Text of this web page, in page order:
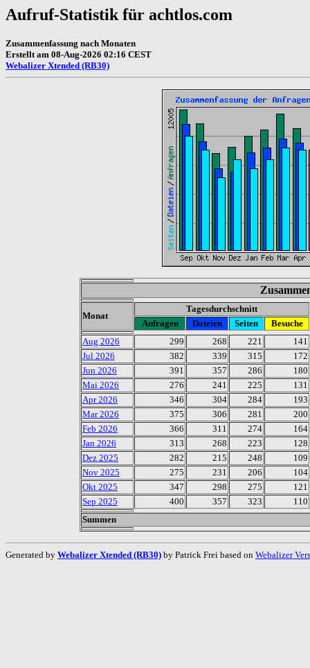
Aufruf-Statistik für achtlos.com
Zusammenfassung nach Monaten
Erstellt am 08-Aug-2026 02:16 CEST
Webalizer Xtended (RB30)
Monat
Tagesdurchschnitt
Anfragen
Dateien Seiten
Besuche
Aug 2026
299 268 221
141
Jul 2026
382 339 315
172
Jun 2026
391 357 286
180
Mai 2026
276 241 225
131
Apr 2026
346 304 284
193
Mar 2026
375 306 281
200
Feb 2026
366 311 274
164
Jan 2026
313 268 223
128
Dez 2025
282 215 248
109
Nov 2025
275 231 206
104
Okt 2025
347 298 275
121
Sep 2025
400 357 323
110
Summen
Generated by Webalizer Xtended (RB30) by Patrick Frei based on Webalizer